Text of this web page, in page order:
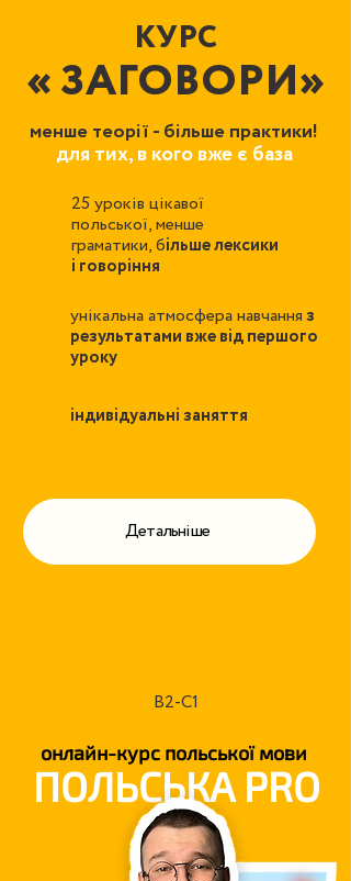
КУРС
«ЗАГОВОРИ»
менше теорії - більше практики!
для тих, в кого вже є база
25 уроків цікавої
польської, менше
граматики, більше лексики
і говоріння
унікальна атмосфера навчанняз
результатами вже від першого
уроку
індивідуальні заняття
Детальніше
B2-C1
онлайн-курс польської мови
ПОЛЬСЬКА PRO